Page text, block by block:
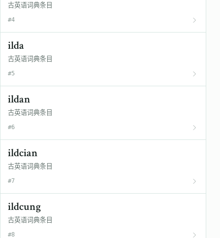
古英语词典条目
#4
ilda
古英语词典条目
#5
ildan
古英语词典条目
#6
ildcian
古英语词典条目
#7
ildcung
古英语词典条目
#8